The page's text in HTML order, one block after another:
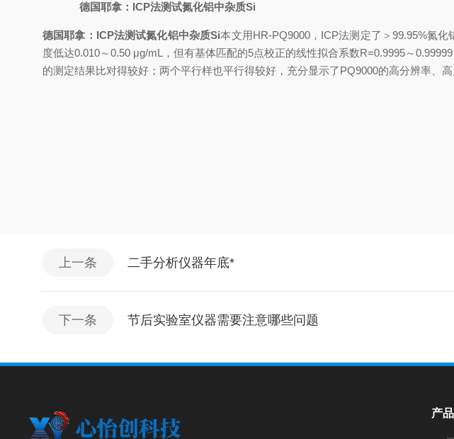
德国耶拿：ICP法测试氮化铝中杂质Si
德国耶拿：ICP法测试氮化铝中杂质Si本文用HR-PQ9000，ICP法测定了＞99.95%氮
度低达0.010～0.50 μg/mL，但有基体匹配的5点校正的线性拟合系数R=0.9995～
的测定结果比对得较好；两个平行样也平行得较好，充分显示了PQ9000的高分辨率、
上一条 二手分析仪器年底*
下一条 节后实验室仪器需要注意哪些问题
产